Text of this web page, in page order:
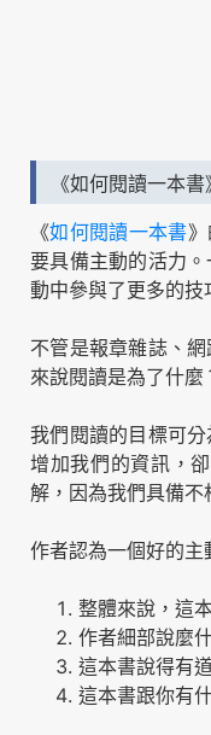
《如何閱讀一本
《如何閱讀一本書
要具備主動的活力
動中參與了更多的技
不管是報章雜誌、
來說閱讀是為了什麼
我們閱讀的目標可
增加我們的資訊，
解，因為我們具備不
作者認為一個好的主
整體來說，這
作者細部說麼
這本書說得有
這本書跟你有